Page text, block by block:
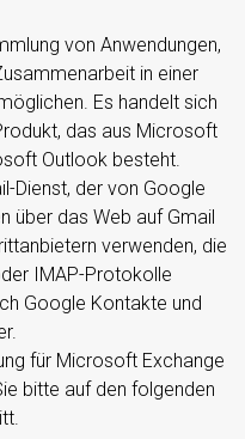
von Anwendungen,
in einer
Es handelt sich
das aus Microsoft
Outlook besteht.
Dienst, der von Google
über das Web auf Gmail
verwenden, die
IMAP-Protokolle
Google Kontakte und
für Microsoft Exchange
bitte auf den folgenden